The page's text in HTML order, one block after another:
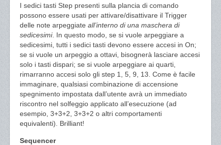
I sedici tasti Step presenti sulla plancia di comando
possono essere usati per attivare/disattivare il Trigger
delle note arpeggiate all’interno di una maschera di
sedicesimi. In questo modo, se si vuole arpeggiare a
sedicesimi, tutti i sedici tasti devono essere accesi in On;
se si vuole un arpeggio a ottavi, bisognerà lasciare accesi
solo i tasti dispari; se si vuole arpeggiare ai quarti,
rimarranno accesi solo gli step 1, 5, 9, 13. Come è facile
immaginare, qualsiasi combinazione di accensione
spegnimento impostata dall’utente avrà un immediato
riscontro nel solfeggio applicato all’esecuzione (ad
esempio, 3+3+2, 3+3+2 o altri comportamenti
equivalenti). Brilliant!
Sequencer